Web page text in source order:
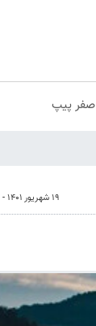
۱۹ شهریور ۱۴۰۱ - ۱۱:۰۲